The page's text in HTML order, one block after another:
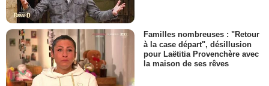
Familles nombreuses : "Retour
à la case départ", désillusion
pour Laëtitia Provenchère avec
la maison de ses rêves